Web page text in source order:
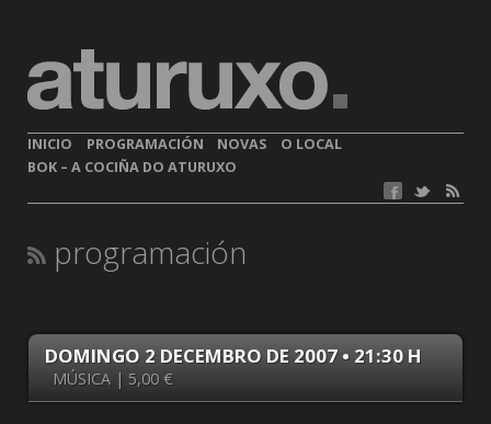
INICIO PROGRAMACIÓN NOVAS
O LOCAL
BOK – A COCIÑA DO ATURUXO
programación
DOMINGO 2 DECEMBRO DE 2007 • 21:30 H
MÚSICA | 5,00 €